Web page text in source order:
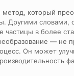
метод, который
Другими словами,
частицы в более
— не
Он может